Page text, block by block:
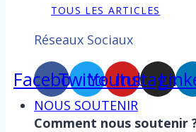
TOUS LES ARTICLES
Réseaux Sociaux
Facebook
TwitterYoutube
NOUS SOUTENIR
Comment nous soutenir